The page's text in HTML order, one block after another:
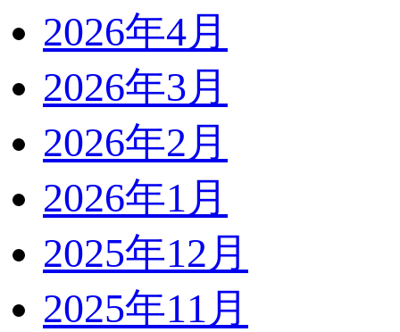
2026年4月
2026年3月
2026年2月
2026年1月
2025年12月
2025年11月